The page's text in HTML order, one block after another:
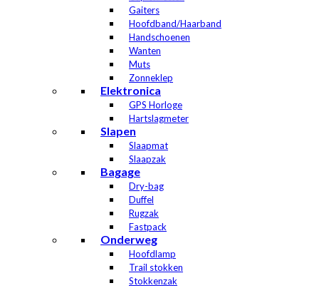
Gaiters
Hoofdband/Haarband
Handschoenen
Wanten
Muts
Zonneklep
Elektronica
GPS Horloge
Hartslagmeter
Slapen
Slaapmat
Slaapzak
Bagage
Dry-bag
Duffel
Rugzak
Fastpack
Onderweg
Hoofdlamp
Trail stokken
Stokkenzak